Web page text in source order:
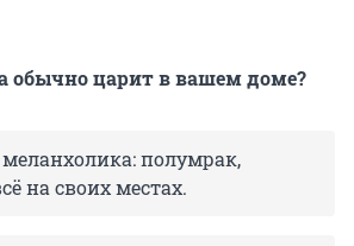
обычно царит в вашем доме?
полумрак,
на своих местах.